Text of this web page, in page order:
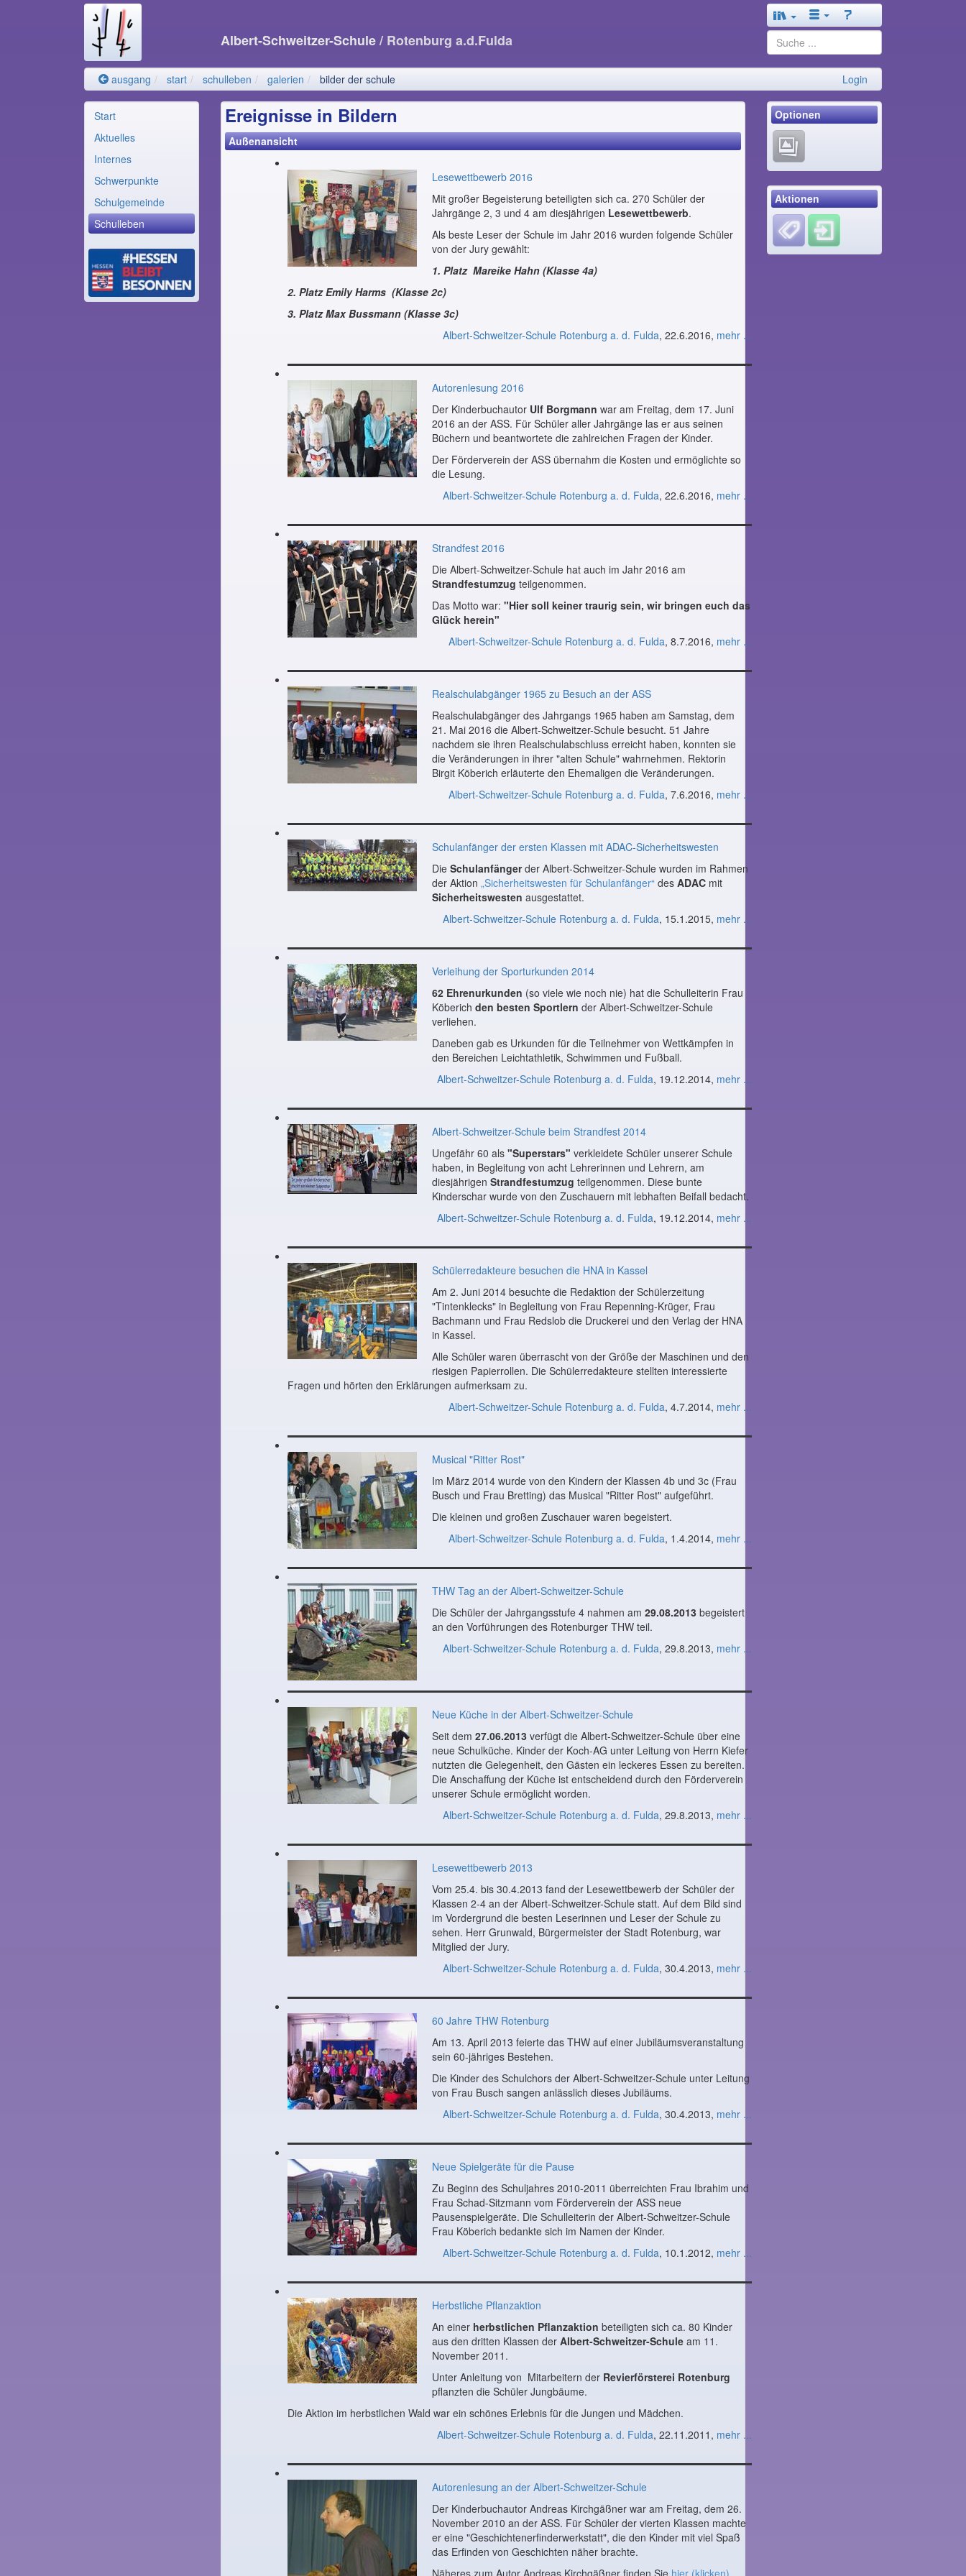
Albert-Schweitzer-Schule/ Rotenburg a.d.Fulda
ausgang start schulleben galerien bilder der schule Login
Start
Aktuelles
Internes
Schwerpunkte
Schulgemeinde
Schulleben
Ereignisse in Bildern
Außenansicht
Lesewettbewerb 2016
Mit großer Begeisterung beteiligten sich ca. 270 Schüler der
Jahrgänge 2, 3 und 4 am diesjährigen Lesewettbewerb.
Als beste Leser der Schule im Jahr 2016 wurden folgende Schüler
von der Jury gewählt:
1. Platz Mareike Hahn (Klasse 4a)
2. Platz Emily Harms (Klasse 2c)
3. Platz Max Bussmann (Klasse 3c)
Albert-Schweitzer-Schule Rotenburg a. d. Fulda, 22.6.2016, mehr ...
Autorenlesung 2016
Der Kinderbuchautor Ulf Borgmann war am Freitag, dem 17. Juni
2016 an der ASS. Für Schüler aller Jahrgänge las er aus seinen
Büchern und beantwortete die zahlreichen Fragen der Kinder.
Der Förderverein der ASS übernahm die Kosten und ermöglichte so
die Lesung.
Albert-Schweitzer-Schule Rotenburg a. d. Fulda, 22.6.2016, mehr ...
Strandfest 2016
Die Albert-Schweitzer-Schule hat auch im Jahr 2016 am
Strandfestumzugteilgenommen.
Das Motto war:"Hier soll keiner traurig sein, wir bringen euch das
Glück herein"
Albert-Schweitzer-Schule Rotenburg a. d. Fulda, 8.7.2016, mehr ...
Realschulabgänger 1965 zu Besuch an der ASS
Realschulabgänger des Jahrgangs 1965 haben am Samstag, dem
21. Mai 2016 die Albert-Schweitzer-Schule besucht. 51 Jahre
nachdem sie ihren Realschulabschluss erreicht haben, konnten sie
die Veränderungen in ihrer "alten Schule" wahrnehmen. Rektorin
Birgit Köberich erläuterte den Ehemaligen die Veränderungen.
Albert-Schweitzer-Schule Rotenburg a. d. Fulda, 7.6.2016, mehr ...
Schulanfänger der ersten Klassen mit ADAC-Sicherheitswesten
DieSchulanfängerder Albert-Schweitzer-Schule wurden im Rahmen
der Aktion„Sicherheitswesten für Schulanfänger“ desADAC mit
Sicherheitswesten ausgestattet.
Albert-Schweitzer-Schule Rotenburg a. d. Fulda, 15.1.2015, mehr ...
Verleihung der Sporturkunden 2014
62 Ehrenurkunden (so viele wie noch nie) hat die Schulleiterin Frau
Köberichden besten Sportlern der Albert-Schweitzer-Schule
verliehen.
Daneben gab es Urkunden für die Teilnehmer von Wettkämpfen in
den Bereichen Leichtathletik, Schwimmen und Fußball.
Albert-Schweitzer-Schule Rotenburg a. d. Fulda, 19.12.2014, mehr ...
Albert-Schweitzer-Schule beim Strandfest 2014
Ungefähr 60 als "Superstars" verkleidete Schüler unserer Schule
haben, in Begleitung von acht Lehrerinnen und Lehrern, am
diesjährigen Strandfestumzug teilgenommen. Diese bunte
Kinderschar wurde von den Zuschauern mit lebhaften Beifall bedacht.
Albert-Schweitzer-Schule Rotenburg a. d. Fulda, 19.12.2014, mehr ...
Schülerredakteure besuchen die HNA in Kassel
Am 2. Juni 2014 besuchte die Redaktion der Schülerzeitung
"Tintenklecks" in Begleitung von Frau Repenning-Krüger, Frau
Bachmann und Frau Redslob die Druckerei und den Verlag der HNA
in Kassel.
Alle Schüler waren überrascht von der Größe der Maschinen und den
riesigen Papierrollen. Die Schülerredakteure stellten interessierte
Fragen und hörten den Erklärungen aufmerksam zu.
Albert-Schweitzer-Schule Rotenburg a. d. Fulda, 4.7.2014, mehr ...
Musical "Ritter Rost"
Im März 2014 wurde von den Kindern der Klassen 4b und 3c (Frau
Busch und Frau Bretting) das Musical "Ritter Rost" aufgeführt.
Die kleinen und großen Zuschauer waren begeistert.
Albert-Schweitzer-Schule Rotenburg a. d. Fulda, 1.4.2014, mehr ...
THW Tag an der Albert-Schweitzer-Schule
Die Schüler der Jahrgangsstufe 4 nahmen am29.08.2013begeistert
an den Vorführungen des Rotenburger THW teil.
Albert-Schweitzer-Schule Rotenburg a. d. Fulda, 29.8.2013, mehr ...
Neue Küche in der Albert-Schweitzer-Schule
Seit dem27.06.2013 verfügt die Albert-Schweitzer-Schule über eine
neue Schulküche. Kinder der Koch-AG unter Leitung von Herrn Kiefer
nutzten die Gelegenheit, den Gästen ein leckeres Essen zu bereiten.
Die Anschaffung der Küche ist entscheidend durch den Förderverein
unserer Schule ermöglicht worden.
Albert-Schweitzer-Schule Rotenburg a. d. Fulda, 29.8.2013, mehr ...
Lesewettbewerb 2013
Vom 25.4. bis 30.4.2013 fand der Lesewettbewerb der Schüler der
Klassen 2-4 an der Albert-Schweitzer-Schule statt. Auf dem Bild sind
im Vordergrund die besten Leserinnen und Leser der Schule zu
sehen. Herr Grunwald, Bürgermeister der Stadt Rotenburg, war
Mitglied der Jury.
Albert-Schweitzer-Schule Rotenburg a. d. Fulda, 30.4.2013, mehr ...
60 Jahre THW Rotenburg
Am 13. April 2013 feierte das THW auf einer Jubiläumsveranstaltung
sein 60-jähriges Bestehen.
Die Kinder des Schulchors der Albert-Schweitzer-Schule unter Leitung
von Frau Busch sangen anlässlich dieses Jubiläums.
Albert-Schweitzer-Schule Rotenburg a. d. Fulda, 30.4.2013, mehr ...
Neue Spielgeräte für die Pause
Zu Beginn des Schuljahres 2010-2011 überreichten Frau Ibrahim und
Frau Schad-Sitzmann vom Förderverein der ASS neue
Pausenspielgeräte. Die Schulleiterin der Albert-Schweitzer-Schule
Frau Köberich bedankte sich im Namen der Kinder.
Albert-Schweitzer-Schule Rotenburg a. d. Fulda, 10.1.2012, mehr ...
Herbstliche Pflanzaktion
An einer herbstlichen Pflanzaktion beteiligten sich ca. 80 Kinder
aus den dritten Klassen derAlbert-Schweitzer-Schule am 11.
November 2011.
Unter Anleitung von Mitarbeitern der Revierförsterei Rotenburg
pflanzten die Schüler Jungbäume.
Die Aktion im herbstlichen Wald war ein schönes Erlebnis für die Jungen und Mädchen.
Albert-Schweitzer-Schule Rotenburg a. d. Fulda, 22.11.2011, mehr ...
Autorenlesung an der Albert-Schweitzer-Schule
Der Kinderbuchautor Andreas Kirchgäßner war am Freitag, dem 26.
November 2010 an der ASS. Für Schüler der vierten Klassen machte
er eine "Geschichtenerfinderwerkstatt", die den Kinder mit viel Spaß
das Erfinden von Geschichten näher brachte.
Näheres zum Autor Andreas Kirchgäßner finden Sie hier (klicken).
Optionen
Aktionen